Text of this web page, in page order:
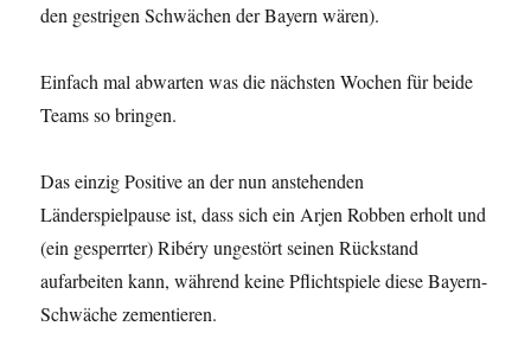
den gestrigen Schwächen der Bayern wären).
Einfach mal abwarten was die nächsten Wochen für beide
Teams so bringen.
Das einzig Positive an der nun anstehenden
Länderspielpause ist, dass sich ein Arjen Robben erholt und
(ein gesperrter) Ribéry ungestört seinen Rückstand
aufarbeiten kann, während keine Pflichtspiele diese Bayern-
Schwäche zementieren.